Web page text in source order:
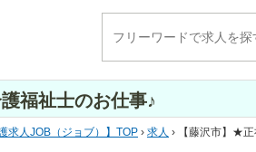
福祉士のお仕事♪
求人JOB（ジョブ） TOP › 求人 › 【藤沢市】★